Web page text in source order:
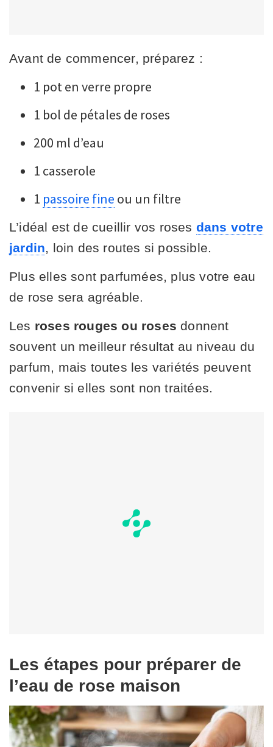
Avant de commencer, préparez :
1 pot en verre propre
1 bol de pétales de roses
200 ml d’eau
1 casserole
1 passoire fine ou un filtre
L’idéal est de cueillir vos roses dans votre
jardin, loin des routes si possible.
Plus elles sont parfumées, plus votre eau
de rose sera agréable.
Les roses rouges ou roses donnent
souvent un meilleur résultat au niveau du
parfum, mais toutes les variétés peuvent
convenir si elles sont non traitées.
Les étapes pour préparer de
l’eau de rose maison